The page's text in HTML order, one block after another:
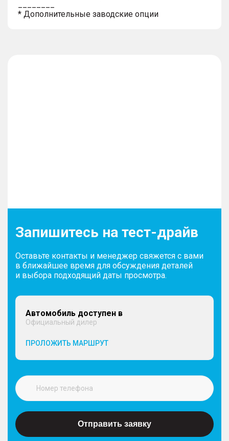
* Дополнительные заводские опции
Запишитесь на тест-драйв
Оставьте контакты и менеджер свяжется с вами
в ближайшее время для обсуждения деталей
и выбора подходящий даты просмотра.
Автомобиль доступен в
Официальный дилер
ПРОЛОЖИТЬ МАРШРУТ
Отправить заявку